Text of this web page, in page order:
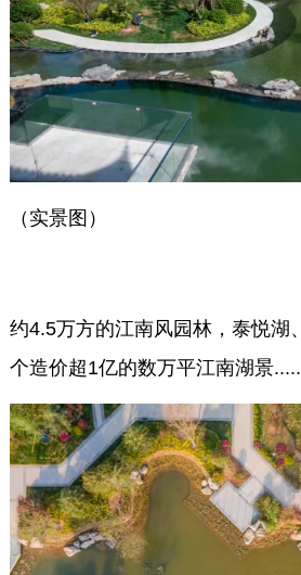
（实景图）
约4.5万方的江南风园林，泰悦湖
个造价超1亿的数万平江南湖景